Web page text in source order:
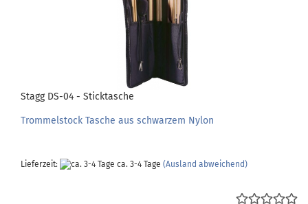
Stagg DS-04 - Sticktasche
Trommelstock Tasche aus schwarzem Nylon
Lieferzeit: ca. 3-4 Tage (Ausland abweichend)